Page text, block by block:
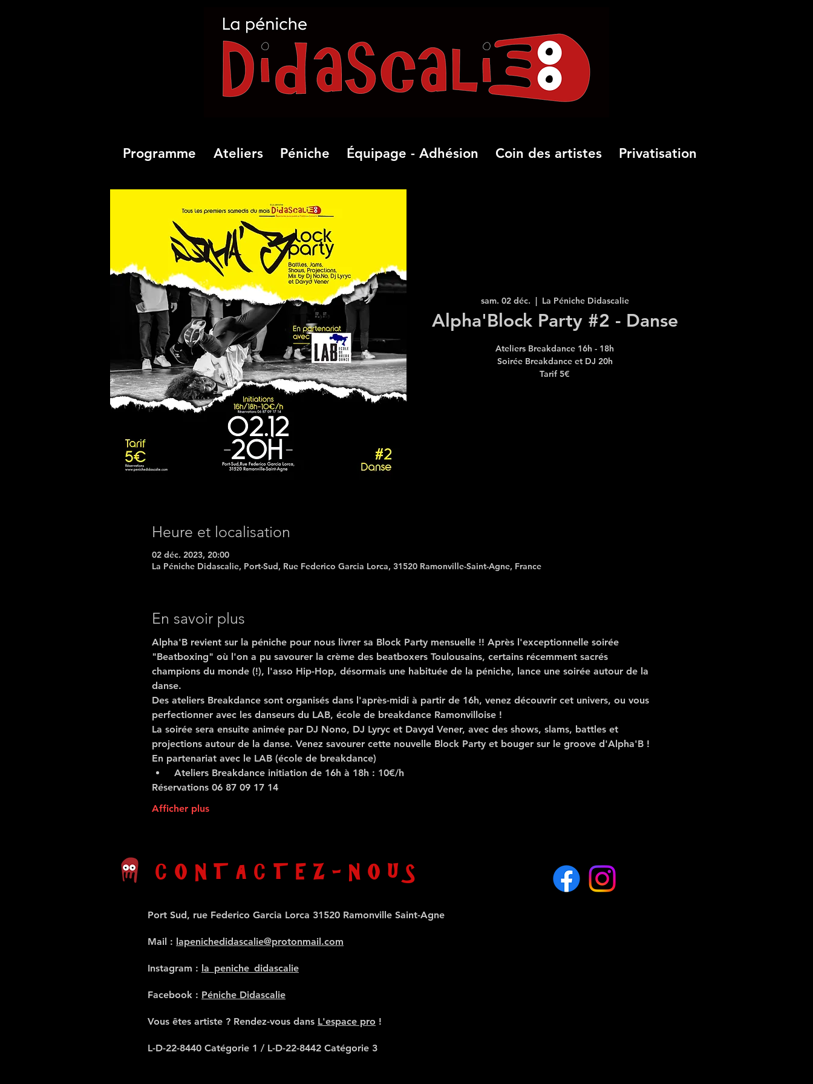
Programme Ateliers Péniche Équipage - Adhésion Coin des artistes Privatisation
sam. 02 déc.
  |
La Péniche Didascalie
Alpha'Block Party #2 - Danse
Ateliers Breakdance 16h - 18h
Soirée Breakdance et DJ 20h
Tarif 5€
Heure et localisation
02 déc. 2023, 20:00
La Péniche Didascalie, Port-Sud, Rue Federico Garcia Lorca, 31520 Ramonville-Saint-Agne, France
En savoir plus
Alpha'B revient sur la péniche pour nous livrer sa Block Party mensuelle !! Après l'exceptionnelle soirée
"Beatboxing" où l'on a pu savourer la crème des beatboxers Toulousains, certains récemment sacrés
champions du monde (!), l'asso Hip-Hop, désormais une habituée de la péniche, lance une soirée autour de la
danse.
Des ateliers Breakdance sont organisés dans l'après-midi à partir de 16h, venez découvrir cet univers, ou vous
perfectionner avec les danseurs du LAB, école de breakdance Ramonvilloise !
La soirée sera ensuite animée par DJ Nono, DJ Lyryc et Davyd Vener, avec des shows, slams, battles et
projections autour de la danse. Venez savourer cette nouvelle Block Party et bouger sur le groove d'Alpha'B !
En partenariat avec le LAB (école de breakdance)
Ateliers Breakdance initiation de 16h à 18h : 10€/h
Réservations 06 87 09 17 14
Afficher plus
CONTACTEZ-NOUS
Port Sud, rue Federico Garcia Lorca 31520 Ramonville Saint-Agne
Mail : lapenichedidascalie@protonmail.com
Instagram : la_peniche_didascalie
Facebook : Péniche Didascalie
Vous êtes artiste ? Rendez-vous dans L'espace pro !
L-D-22-8440 Catégorie 1 / L-D-22-8442 Catégorie 3